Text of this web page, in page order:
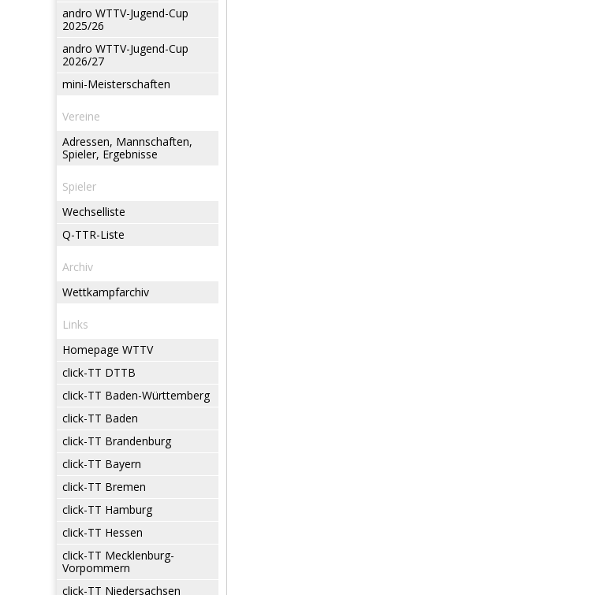
andro WTTV-Jugend-Cup
2025/26
andro WTTV-Jugend-Cup
2026/27
mini-Meisterschaften
Vereine
Adressen, Mannschaften,
Spieler, Ergebnisse
Spieler
Wechselliste
Q-TTR-Liste
Archiv
Wettkampfarchiv
Links
Homepage WTTV
click-TT DTTB
click-TT Baden-Württemberg
click-TT Baden
click-TT Brandenburg
click-TT Bayern
click-TT Bremen
click-TT Hamburg
click-TT Hessen
click-TT Mecklenburg-
Vorpommern
click-TT Niedersachsen